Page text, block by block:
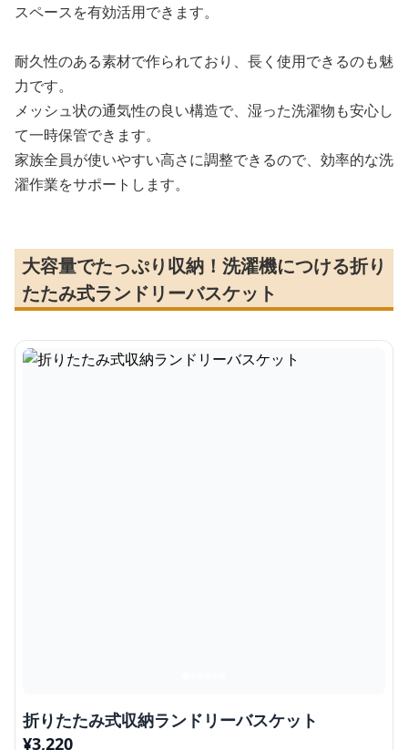
スペースを有効活用できます。
耐久性のある素材で作られており、長く使用できるのも魅
力です。
メッシュ状の通気性の良い構造で、湿った洗濯物も安心し
て一時保管できます。
家族全員が使いやすい高さに調整できるので、効率的な洗
濯作業をサポートします。
大容量でたっぷり収納！洗濯機につける折り
たたみ式ランドリーバスケット
折りたたみ式収納ランドリーバスケット
¥3,220